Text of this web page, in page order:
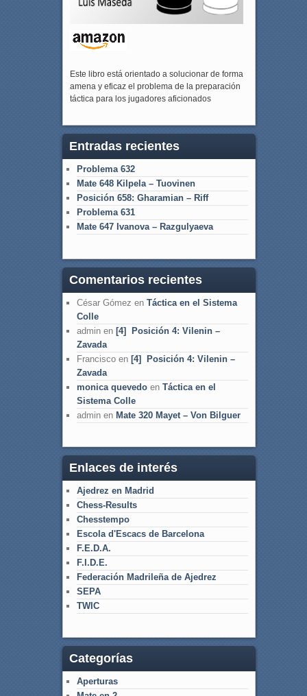
Este libro está orientado a solucionar de forma
amena y eficaz el problema de la preparación
táctica para los jugadores aficionados
Entradas recientes
Problema 632
Mate 648 Kilpela – Tuovinen
Posición 658: Gharamian – Riff
Problema 631
Mate 647 Ivanova – Razgulyaeva
Comentarios recientes
César Gómez en Táctica en el Sistema
Colle
adminen [4] Posición 4: Vilenin –
Zavada
Franciscoen [4] Posición 4: Vilenin –
Zavada
monica quevedoen Táctica en el
Sistema Colle
adminen Mate 320 Mayet – Von Bilguer
Enlaces de interés
Ajedrez en Madrid
Chess-Results
Chesstempo
Escola d'Escacs de Barcelona
F.E.D.A.
F.I.D.E.
Federación Madrileña de Ajedrez
SEPA
TWIC
Categorías
Aperturas